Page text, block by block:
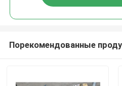
Порекомендованные